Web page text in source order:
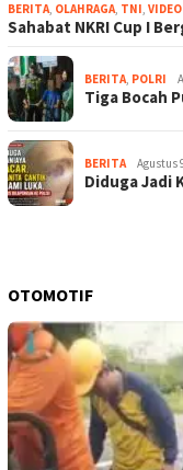
BERITA, OLAHRAGA, TNI, VIDEO
Sahabat NKRI Cup I
BERITA, POLRI
Tiga Bocah
BERITA Agustus
Diduga Jadi
OTOMOTIF